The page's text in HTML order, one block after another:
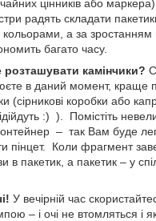
цінників або
радять складати
а за зростанням
багато часу.
розташувати камінчики?
в даний момент, краще
(сірникові коробки або
:) ). Помістіть
– так Вам буде
пінцет. Коли фрагмент
в пакетик, а пакетик – у
У вечірній час
– і очі не втомляться і